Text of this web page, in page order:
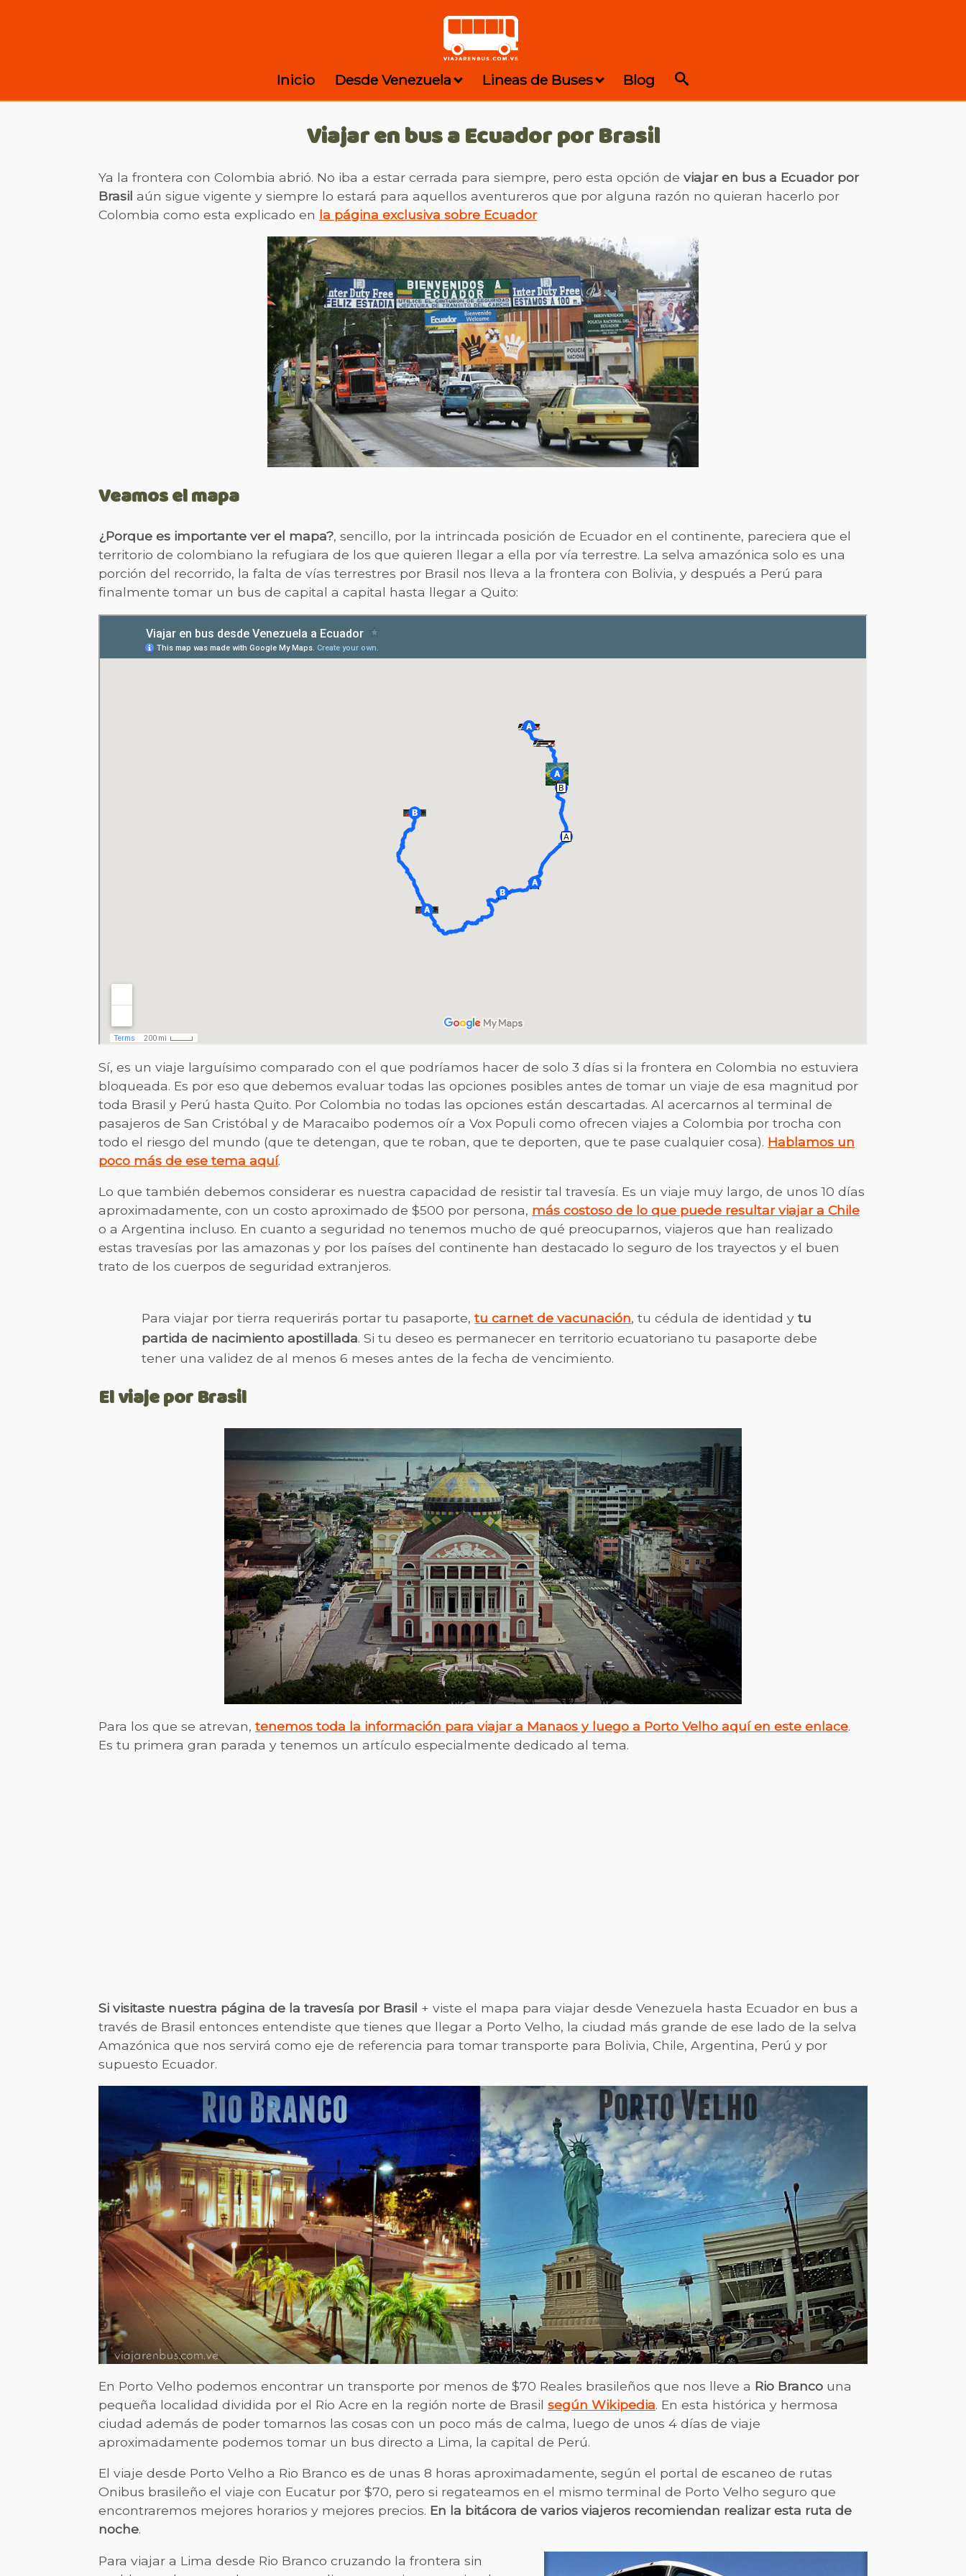
Inicio Desde Venezuela Lineas de Buses Blog
Viajar en bus a Ecuador por Brasil
Ya la frontera con Colombia abrió. No iba a estar cerrada para siempre, pero esta opción de viajar en bus a Ecuador por
Brasil aún sigue vigente y siempre lo estará para aquellos aventureros que por alguna razón no quieran hacerlo por
Colombia como esta explicado en la página exclusiva sobre Ecuador
Veamos el mapa
¿Porque es importante ver el mapa?, sencillo, por la intrincada posición de Ecuador en el continente, pareciera que el
territorio de colombiano la refugiara de los que quieren llegar a ella por vía terrestre. La selva amazónica solo es una
porción del recorrido, la falta de vías terrestres por Brasil nos lleva a la frontera con Bolivia, y después a Perú para
finalmente tomar un bus de capital a capital hasta llegar a Quito:
Sí, es un viaje larguísimo comparado con el que podríamos hacer de solo 3 días si la frontera en Colombia no estuviera
bloqueada. Es por eso que debemos evaluar todas las opciones posibles antes de tomar un viaje de esa magnitud por
toda Brasil y Perú hasta Quito. Por Colombia no todas las opciones están descartadas. Al acercarnos al terminal de
pasajeros de San Cristóbal y de Maracaibo podemos oír a Vox Populi como ofrecen viajes a Colombia por trocha con
todo el riesgo del mundo (que te detengan, que te roban, que te deporten, que te pase cualquier cosa). Hablamos un
poco más de ese tema aquí.
Lo que también debemos considerar es nuestra capacidad de resistir tal travesía. Es un viaje muy largo, de unos 10 días
aproximadamente, con un costo aproximado de $500 por persona, más costoso de lo que puede resultar viajar a Chile
o a Argentina incluso. En cuanto a seguridad no tenemos mucho de qué preocuparnos, viajeros que han realizado
estas travesías por las amazonas y por los países del continente han destacado lo seguro de los trayectos y el buen
trato de los cuerpos de seguridad extranjeros.
Para viajar por tierra requerirás portar tu pasaporte,tu carnet de vacunación, tu cédula de identidad ytu
partida de nacimiento apostillada. Si tu deseo es permanecer en territorio ecuatoriano tu pasaporte debe
tener una validez de al menos 6 meses antes de la fecha de vencimiento.
El viaje por Brasil
Para los que se atrevan, tenemos toda la información para viajar a Manaos y luego a Porto Velho aquí en este enlace.
Es tu primera gran parada y tenemos un artículo especialmente dedicado al tema.
Si visitaste nuestra página de la travesía por Brasil + viste el mapa para viajar desde Venezuela hasta Ecuador en bus a
través de Brasil entonces entendiste que tienes que llegar a Porto Velho, la ciudad más grande de ese lado de la selva
Amazónica que nos servirá como eje de referencia para tomar transporte para Bolivia, Chile, Argentina, Perú y por
supuesto Ecuador.
En Porto Velho podemos encontrar un transporte por menos de $70 Reales brasileños que nos lleve a Rio Branco una
pequeña localidad dividida por el Rio Acre en la región norte de Brasil según Wikipedia. En esta histórica y hermosa
ciudad además de poder tomarnos las cosas con un poco más de calma, luego de unos 4 días de viaje
aproximadamente podemos tomar un bus directo a Lima, la capital de Perú.
El viaje desde Porto Velho a Rio Branco es de unas 8 horas aproximadamente, según el portal de escaneo de rutas
Onibus brasileño el viaje con Eucatur por $70, pero si regateamos en el mismo terminal de Porto Velho seguro que
encontraremos mejores horarios y mejores precios. En la bitácora de varios viajeros recomiendan realizar esta ruta de
noche.
Para viajar a Lima desde Rio Branco cruzando la frontera sin